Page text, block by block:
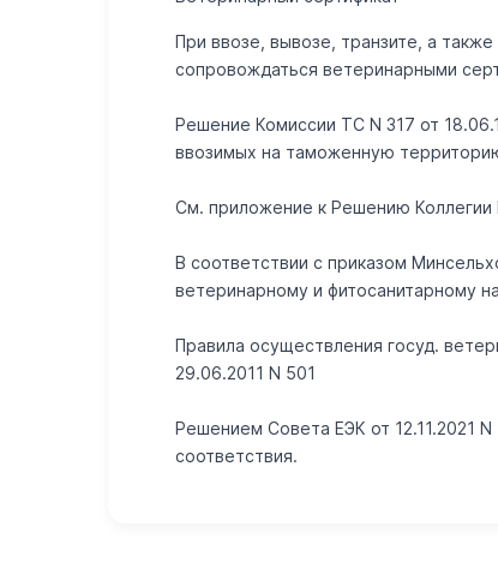
При ввозе, вывозе, транзите, а
сопровождаться ветеринарными
Решение Комиссии ТС N 317 от
ввозимых на таможенную
Cм. приложение к Решению Коллегии
В соответствии с приказом
ветеринарному и фитосанитарному
Правила осуществления госуд.
29.06.2011 N 501
Решением Совета ЕЭК от 12.11.2021
соответствия.